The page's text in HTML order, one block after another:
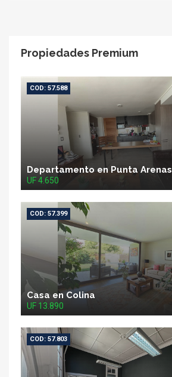
Propiedades Premium
COD: 57.588
Departamento en Punta Arenas
UF 4.650
COD: 57.399
Casa en Colina
UF 13.890
COD: 57.803